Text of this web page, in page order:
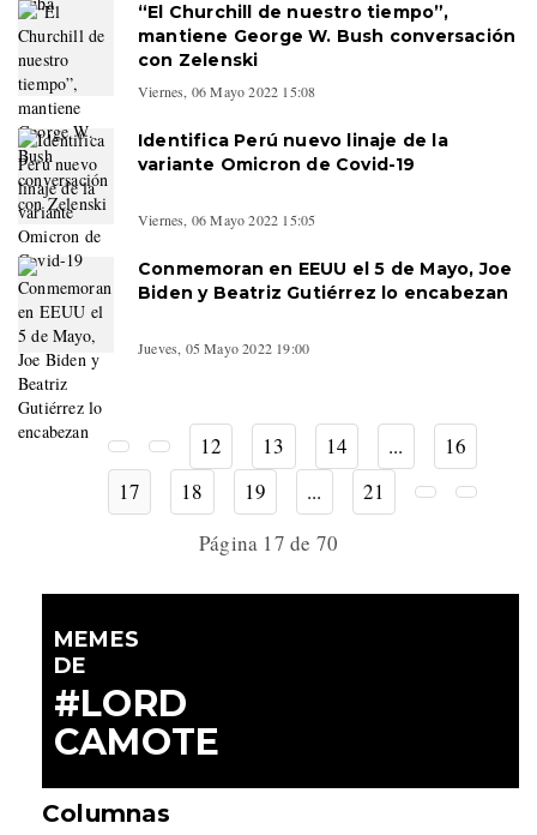
“El Churchill de nuestro tiempo”,
mantiene George W. Bush conversación
con Zelenski
Viernes, 06 Mayo 2022 15:08
Identifica Perú nuevo linaje de la
variante Omicron de Covid-19
Viernes, 06 Mayo 2022 15:05
Conmemoran en EEUU el 5 de Mayo, Joe
Biden y Beatriz Gutiérrez lo encabezan
Jueves, 05 Mayo 2022 19:00
12 13 14 ...
16
17
18 19 ...
21
Página 17 de 70
MEMES
DE
#LORD
CAMOTE
Columnas